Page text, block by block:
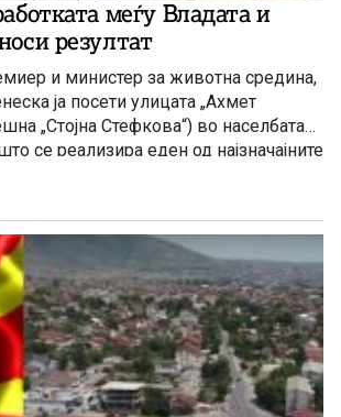
меѓу Владата и
резултат
и министер за животна средина,
ја посети улицата „Ахмет
„Стојна Стефкова“) во населбата
се реализира еден од најзначајните
проекти за овој дел на општината.
проект чија цел е
локалната патна […]